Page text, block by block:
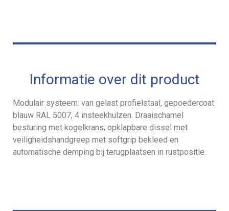
Informatie over dit product
Modulair systeem: van gelast profielstaal, gepoedercoat
blauw RAL 5007, 4 insteekhulzen. Draaischamel
besturing met kogelkrans, opklapbare dissel met
veiligheidshandgreep met softgrip bekleed en
automatische demping bij terugplaatsen in rustpositie.